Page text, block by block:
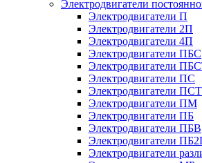
Электродвигатели
Электродвигатели П
Электродвигатели 2П
Электродвигатели 4П
Электродвигатели ПБС
Электродвигатели
Электродвигатели ПС
Электродвигатели ПСТ
Электродвигатели ПМ
Электродвигатели ПБ
Электродвигатели ПБВ
Электродвигатели
Электродвигатели